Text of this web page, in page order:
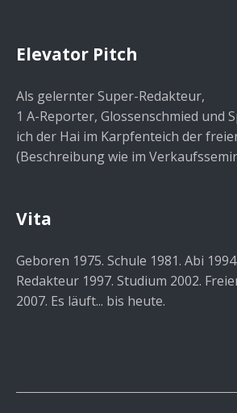
Elevator Pitch
Als gelernter Super-Redakteur,
1 A-Reporter, Glossenschmied und
ich der Hai im Karpfenteich der
(Beschreibung wie im
Vita
Geboren 1975. Schule 1981. Abi
Redakteur 1997. Studium 2002.
2007. Es läuft... bis heute.